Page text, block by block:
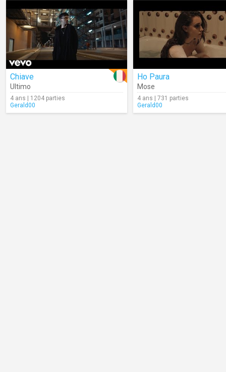
Chiave
Ultimo
4 ans | 1204 parties
Gerald00
Ho Paura
Mose
4 ans | 731 parties
Gerald00